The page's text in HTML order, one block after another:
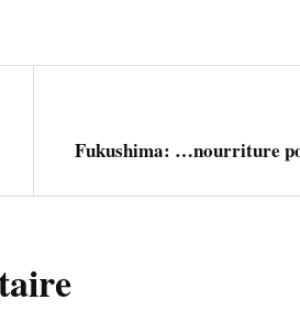
Fukushima: …nourriture